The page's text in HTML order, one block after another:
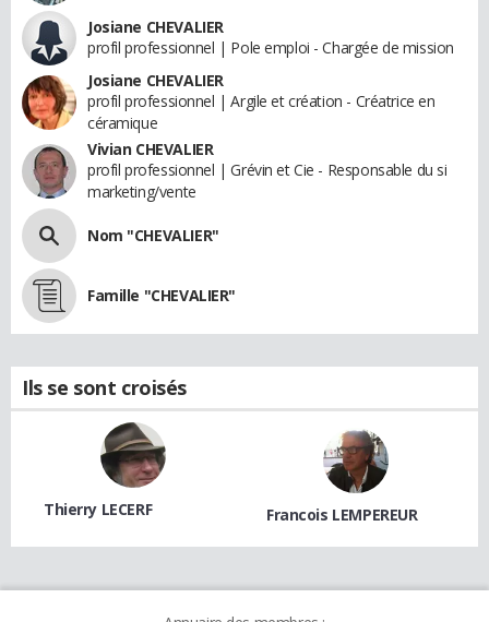
Josiane CHEVALIER
profil professionnel | Pole emploi - Chargée de mission
Josiane CHEVALIER
profil professionnel | Argile et création - Créatrice en
céramique
Vivian CHEVALIER
profil professionnel | Grévin et Cie - Responsable du si
marketing/vente
Nom "CHEVALIER"
Famille "CHEVALIER"
Ils se sont croisés
Thierry LECERF Francois LEMPEREUR